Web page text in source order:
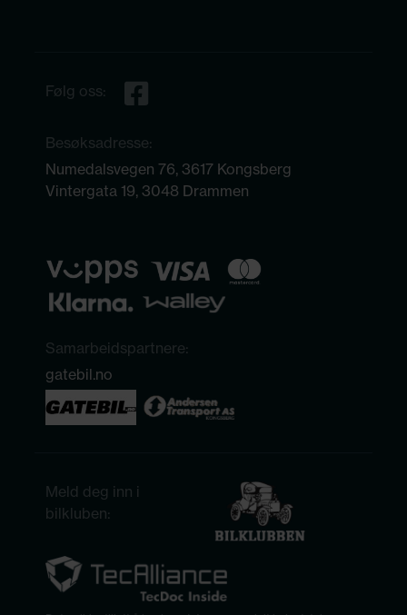
Følg oss:
Besøksadresse:
Numedalsvegen 76, 3617 Kongsberg
Vintergata 19, 3048 Drammen
Samarbeidspartnere:
gatebil.no
Meld deg inn i
bilkluben: